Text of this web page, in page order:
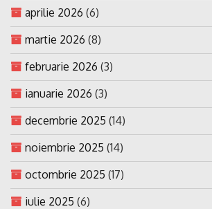
aprilie 2026 (6)
martie 2026 (8)
februarie 2026 (3)
ianuarie 2026 (3)
decembrie 2025 (14)
noiembrie 2025 (14)
octombrie 2025 (17)
iulie 2025 (6)